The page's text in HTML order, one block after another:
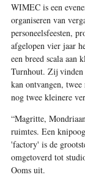
WIMEC is een
organiseren van
personeelsfeesten,
afgelopen vier jaar
een breed scala aan
Turnhout. Zij vinden
kan ontvangen,
nog twee kleinere
“Magritte,
ruimtes. Een
'factory' is de
omgetoverd tot
Ooms uit.